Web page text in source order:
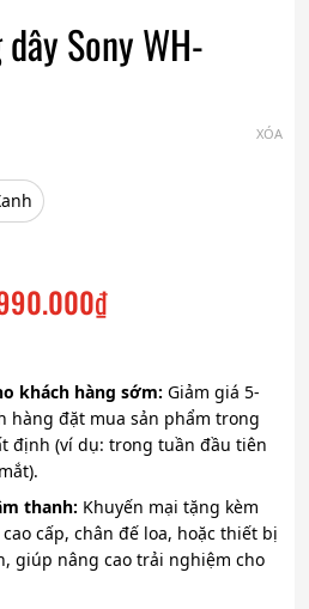
Sony WH-
XÓA
₫
khách hàng sớm: Giảm giá 5-
hàng đặt mua sản phẩm trong
định (ví dụ: trong tuần đầu tiên
thanh: Khuyến mại tặng kèm
cấp, chân đế loa, hoặc thiết bị
giúp nâng cao trải nghiệm cho